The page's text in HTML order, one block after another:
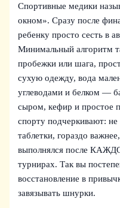
Спортивные медики
окном». Сразу после
ребенку просто сесть в
Минимальный алгоритм
пробежки или шага,
сухую одежду, вода
углеводами и белком —
сыром, кефир и простое
спорту подчеркивают:
таблетки, гораздо
выполнялся после
турнирах. Так вы
восстановление в
завязывать шнурки.